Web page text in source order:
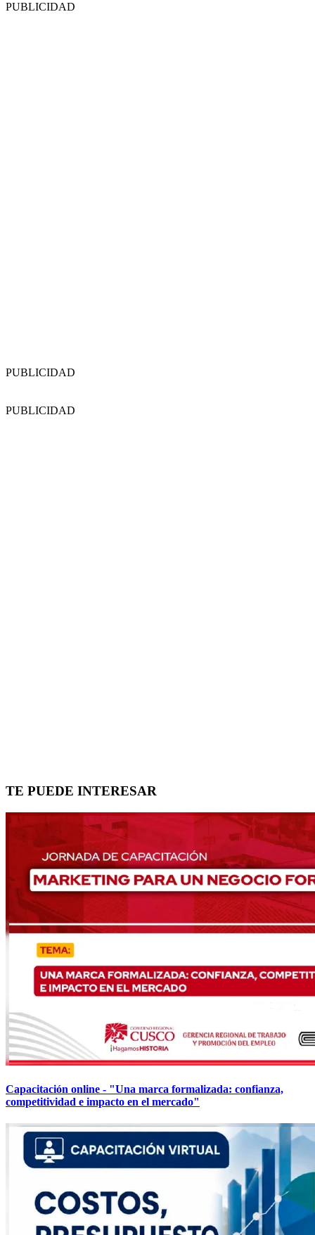
PUBLICIDAD
PUBLICIDAD
PUBLICIDAD
TE PUEDE INTERESAR
Capacitación online - "Una marca formalizada: confianza,
competitividad e impacto en el mercado"